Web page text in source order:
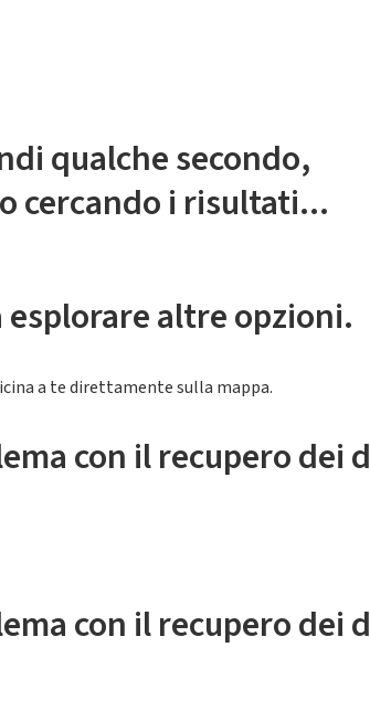
qualche secondo,
cercando i risultati...
esplorare altre opzioni.
a te direttamente sulla mappa.
con il recupero dei
con il recupero dei